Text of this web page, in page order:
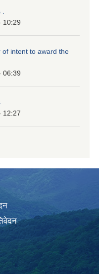
10:29
of intent to award the
06:39
12:27